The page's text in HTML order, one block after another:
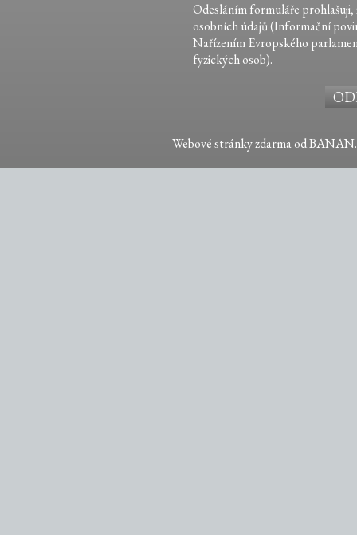
Odesláním formuláře prohlašuji,
osobních údajů (Informační
Nařízením Evropského
fyzických osob).
Webové stránky zdarmaod